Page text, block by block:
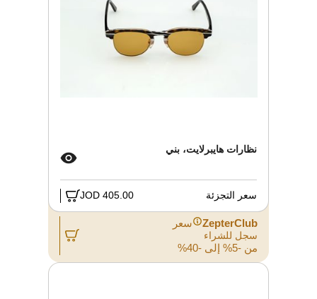
نظارات هايبرلايت، بني
سعر التجزئة 405.00 JOD
ZepterClub سعر
سجل للشراء
من -5% إلى -40%